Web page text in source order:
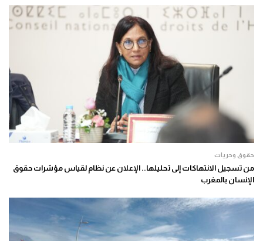
حقوق وحريات
من تسجيل الانتهاكات إلى تحليلها.. الإعلان عن نظام لقياس مؤشرات حقوق
الإنسان بالمغرب